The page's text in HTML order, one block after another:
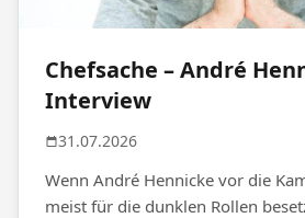
Chefsache – André
Interview
31.07.2026
Wenn André Hennicke vor die
meist für die dunklen Rollen